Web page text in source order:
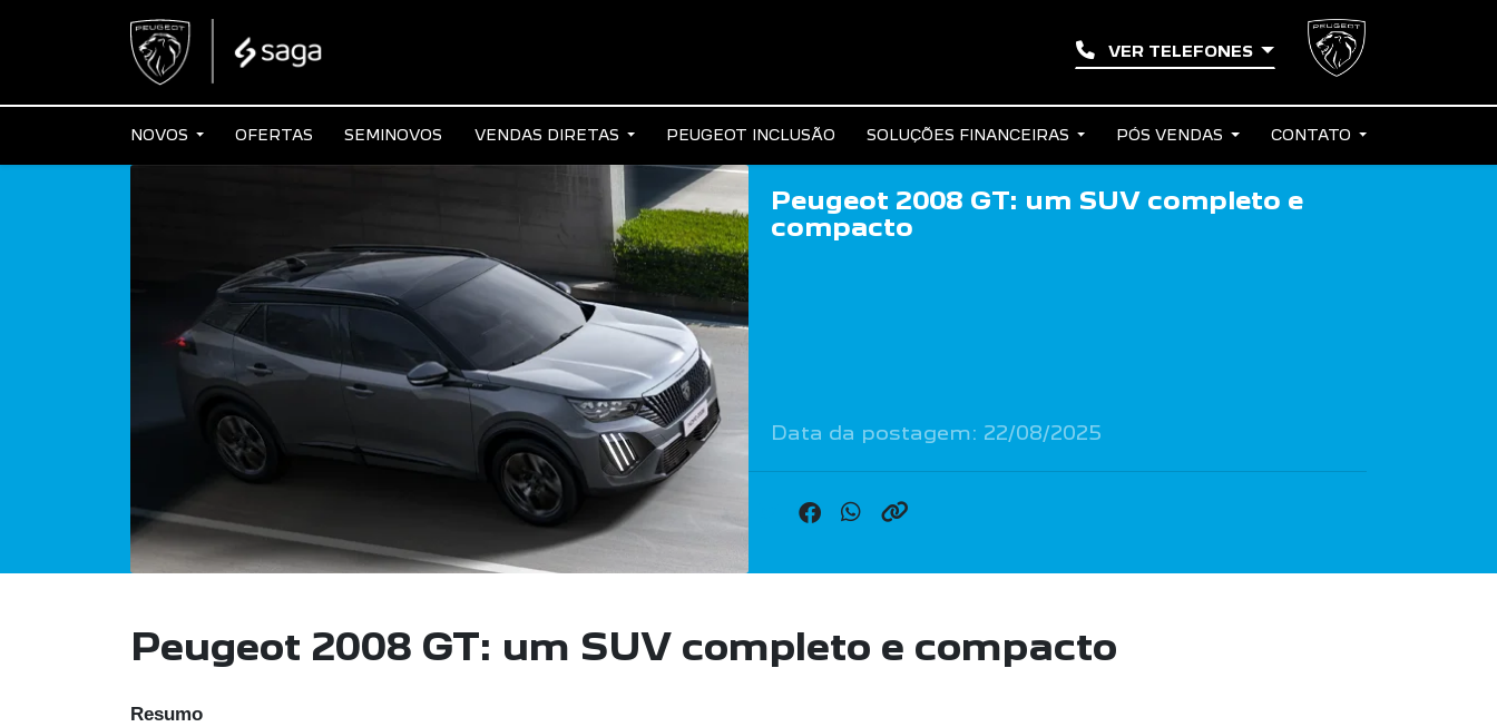
VER TELEFONES
NOVOS OFERTAS SEMINOVOS VENDAS DIRETAS PEUGEOT INCLUSÃO SOLUÇÕES FINANCEIRAS PÓS VENDAS CONTATO
Peugeot 2008 GT: um SUV completo e
compacto
Data da postagem: 22/08/2025
Peugeot 2008 GT: um SUV completo e compacto
Resumo